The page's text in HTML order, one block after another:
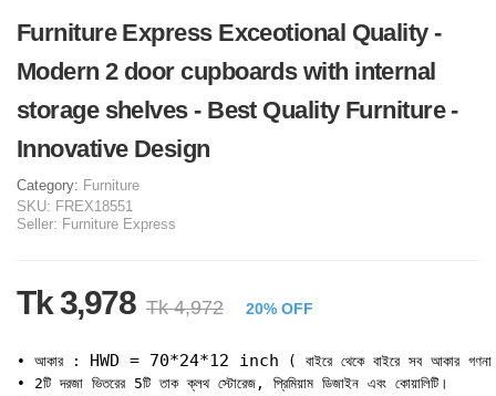
Furniture Express Exceotional Quality -
Modern 2 door cupboards with internal
storage shelves - Best Quality Furniture -
Innovative Design
Category: Furniture
SKU: FREX18551
Seller: Furniture Express
Tk 3,978 Tk 4,972 20% OFF
• আকার : HWD = 70*24*12 inch ( বাইরে থেকে বাইরে সব আকার
• 2টি দরজা ভিতরের 5টি তাক ক্লথ স্টোরেজ, প্রিমিয়াম ডিজাইন এবং কোয়ালিটি।